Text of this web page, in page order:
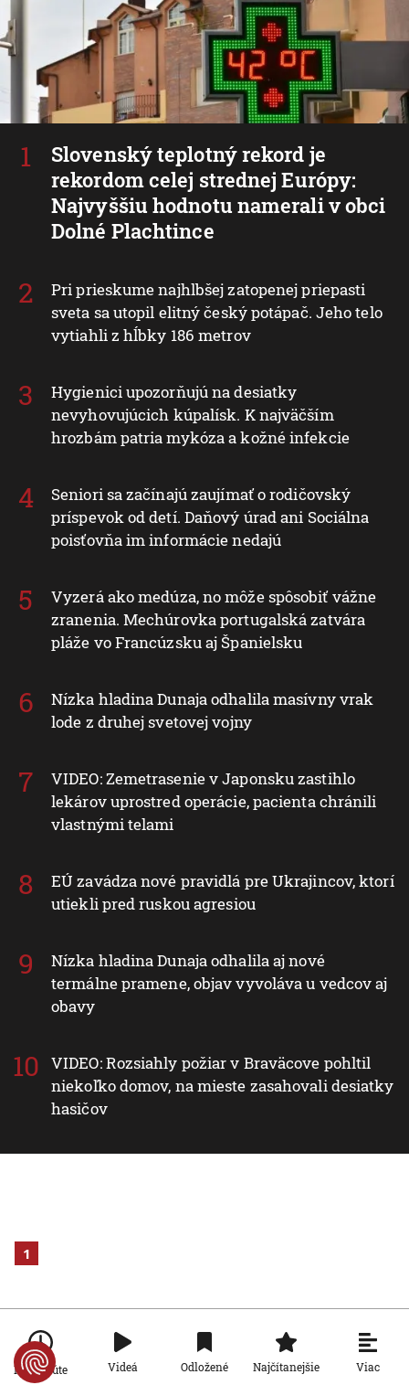
Slovenský teplotný rekord je
rekordom celej strednej Európy:
Najvyššiu hodnotu namerali v obci
Dolné Plachtince
Pri prieskume najhlbšej zatopenej priepasti
sveta sa utopil elitný český potápač. Jeho telo
vytiahli z hĺbky 186 metrov
Hygienici upozorňujú na desiatky
nevyhovujúcich kúpalísk. K najväčším
hrozbám patria mykóza a kožné infekcie
Seniori sa začínajú zaujímať o rodičovský
príspevok od detí. Daňový úrad ani Sociálna
poisťovňa im informácie nedajú
Vyzerá ako medúza, no môže spôsobiť vážne
zranenia. Mechúrovka portugalská zatvára
pláže vo Francúzsku aj Španielsku
Nízka hladina Dunaja odhalila masívny vrak
lode z druhej svetovej vojny
VIDEO: Zemetrasenie v Japonsku zastihlo
lekárov uprostred operácie, pacienta chránili
vlastnými telami
EÚ zavádza nové pravidlá pre Ukrajincov, ktorí
utiekli pred ruskou agresiou
Nízka hladina Dunaja odhalila aj nové
termálne pramene, objav vyvoláva u vedcov aj
obavy
VIDEO: Rozsiahly požiar v Braväcove pohltil
niekoľko domov, na mieste zasahovali desiatky
hasičov
1
Po minúte Videá Odložené Najčítanejšie Viac